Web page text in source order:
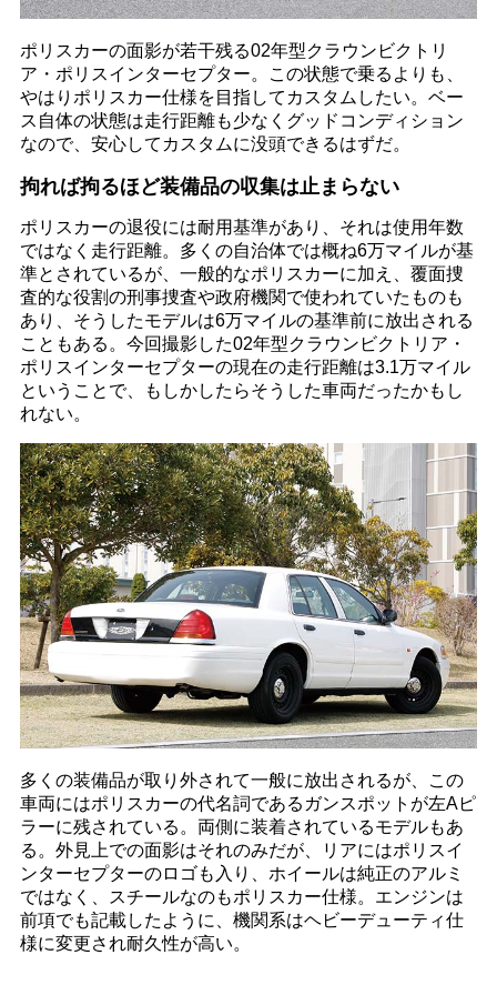
ポリスカーの面影が若干残る02年型クラウンビクトリ
ア・ポリスインターセプター。この状態で乗るよりも、
やはりポリスカー仕様を目指してカスタムしたい。ベー
ス自体の状態は走行距離も少なくグッドコンディション
なので、安心してカスタムに没頭できるはずだ。
拘れば拘るほど装備品の収集は止まらない
ポリスカーの退役には耐用基準があり、それは使用年数
ではなく走行距離。多くの自治体では概ね6万マイルが基
準とされているが、一般的なポリスカーに加え、覆面捜
査的な役割の刑事捜査や政府機関で使われていたものも
あり、そうしたモデルは6万マイルの基準前に放出される
こともある。今回撮影した02年型クラウンビクトリア・
ポリスインターセプターの現在の走行距離は3.1万マイル
ということで、もしかしたらそうした車両だったかもし
れない。
多くの装備品が取り外されて一般に放出されるが、この
車両にはポリスカーの代名詞であるガンスポットが左Aピ
ラーに残されている。両側に装着されているモデルもあ
る。外見上での面影はそれのみだが、リアにはポリスイ
ンターセプターのロゴも入り、ホイールは純正のアルミ
ではなく、スチールなのもポリスカー仕様。エンジンは
前項でも記載したように、機関系はヘビーデューティ仕
様に変更され耐久性が高い。